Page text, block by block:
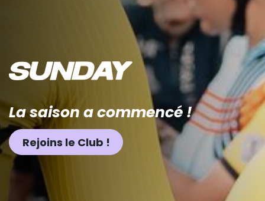
La saison a commencé !
Rejoins le Club !